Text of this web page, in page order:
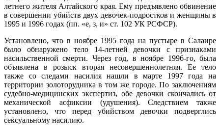
летнего жителя Алтайского края. Ему предъявлено обвинение
в совершении убийств двух девочек-подростков и женщины в
1995 и 1996 годах (пп. «е, з, и» ст. 102 УК РСФСР).
Установлено, что в ноябре 1995 года на пустыре в Салаире
было обнаружено тело 14-летней девочки с признаками
насильственной смерти. Через год, в ноябре 1996-го, была
объявлена в розыск вторая несовершеннолетняя. Ее тело
также со следами насилия нашли в марте 1997 года на
территории золоторудника в том же городе. По заключениям
судебно-медицинских экспертиз, обе девочки скончались от
механической асфиксии (удушения). Следствием также
установлено, что перед убийством девочки подверглись
сексуальному насилию.